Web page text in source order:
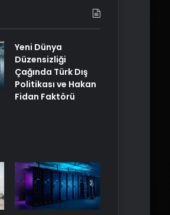
Yeni Dünya
Düzensizliği
Çağında Türk Dış
Politikası ve Hakan
Fidan Faktörü